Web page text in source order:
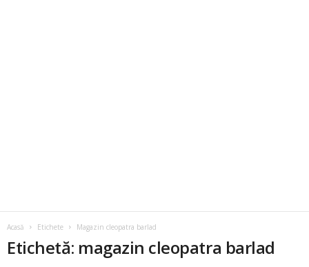
Acasă Etichete Magazin cleopatra barlad
Etichetă: magazin cleopatra barlad